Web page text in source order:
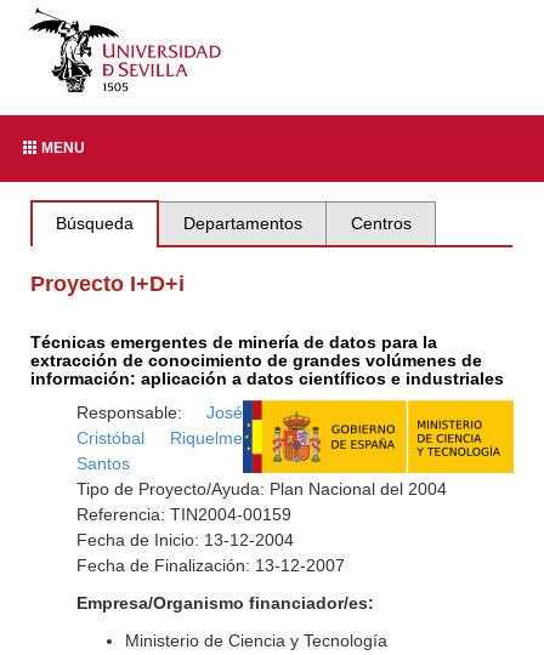
MENU
Búsqueda Departamentos Centros
Proyecto I+D+i
Técnicas emergentes de minería de datos para la
extracción de conocimiento de grandes volúmenes de
información: aplicación a datos científicos e industriales
Responsable: José
Cristóbal Riquelme
Santos
Tipo de Proyecto/Ayuda: Plan Nacional del 2004
Referencia: TIN2004-00159
Fecha de Inicio: 13-12-2004
Fecha de Finalización: 13-12-2007
Empresa/Organismo financiador/es:
Ministerio de Ciencia y Tecnología